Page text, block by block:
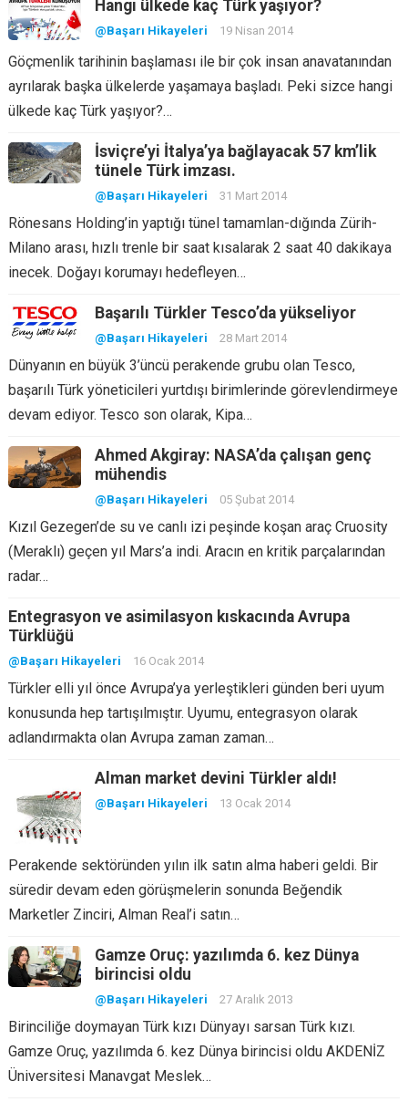
Hangi ülkede kaç Türk yaşıyor?
@Başarı Hikayeleri 19 Nisan 2014
Göçmenlik tarihinin başlaması ile bir çok insan anavatanından
ayrılarak başka ülkelerde yaşamaya başladı. Peki sizce hangi
ülkede kaç Türk yaşıyor?…
İsviçre’yi İtalya’ya bağlayacak 57 km’lik
tünele Türk imzası.
@Başarı Hikayeleri 31 Mart 2014
Rönesans Holding’in yaptığı tünel tamamlan-dığında Zürih-
Milano arası, hızlı trenle bir saat kısalarak 2 saat 40 dakikaya
inecek. Doğayı korumayı hedefleyen…
Başarılı Türkler Tesco’da yükseliyor
@Başarı Hikayeleri 28 Mart 2014
Dünyanın en büyük 3’üncü perakende grubu olan Tesco,
başarılı Türk yöneticileri yurtdışı birimlerinde görevlendirmeye
devam ediyor. Tesco son olarak, Kipa…
Ahmed Akgiray: NASA’da çalışan genç
mühendis
@Başarı Hikayeleri 05 Şubat 2014
Kızıl Gezegen’de su ve canlı izi peşinde koşan araç Cruosity
(Meraklı) geçen yıl Mars’a indi. Aracın en kritik parçalarından
radar…
Entegrasyon ve asimilasyon kıskacında Avrupa
Türklüğü
@Başarı Hikayeleri 16 Ocak 2014
Türkler elli yıl önce Avrupa’ya yerleştikleri günden beri uyum
konusunda hep tartışılmıştır. Uyumu, entegrasyon olarak
adlandırmakta olan Avrupa zaman zaman…
Alman market devini Türkler aldı!
@Başarı Hikayeleri 13 Ocak 2014
Perakende sektöründen yılın ilk satın alma haberi geldi. Bir
süredir devam eden görüşmelerin sonunda Beğendik
Marketler Zinciri, Alman Real’i satın…
Gamze Oruç: yazılımda 6. kez Dünya
birincisi oldu
@Başarı Hikayeleri 27 Aralık 2013
Birinciliğe doymayan Türk kızı Dünyayı sarsan Türk kızı.
Gamze Oruç, yazılımda 6. kez Dünya birincisi oldu AKDENİZ
Üniversitesi Manavgat Meslek…